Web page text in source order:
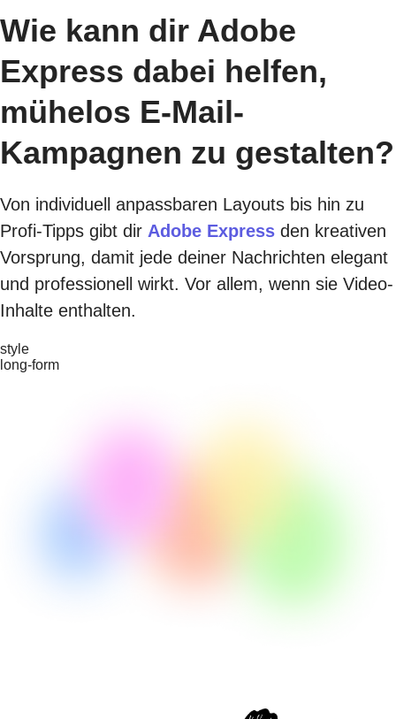
Wie kann dir Adobe
Express dabei helfen,
mühelos E-Mail-
Kampagnen zu gestalten?
Von individuell anpassbaren Layouts bis hin zu
Profi-Tipps gibt dir Adobe Express den kreativen
Vorsprung, damit jede deiner Nachrichten elegant
und professionell wirkt. Vor allem, wenn sie Video-
Inhalte enthalten.
style
long-form